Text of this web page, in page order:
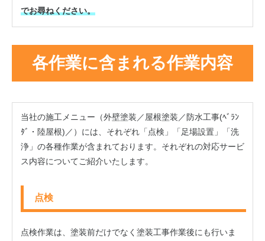
でお尋ねください。
各作業に含まれる作業内容
当社の施工メニュー（外壁塗装／屋根塗装／防水工事(ﾍﾞﾗﾝ
ﾀﾞ・陸屋根)／）には、それぞれ「点検」「足場設置」「洗
浄」の各種作業が含まれております。それぞれの対応サービ
ス内容についてご紹介いたします。
点検
点検作業は、塗装前だけでなく塗装工事作業後にも行いま